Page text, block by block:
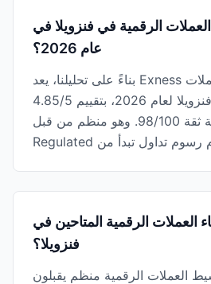
الرقمية في فنزويلا في
عام 2026؟
بناءً على تحليلنا، يعد Exness أفضل وسيط العملات
الرقمية تقييمًا في فنزويلا لعام 2026، بتقييم 4.85/5
ودرجة ثقة 98/100. وهو منظم من قبل Globally
الرقمية المتاحين في
فنزويلا؟
حاليًا 3 وسيط العملات الرقمية منظم يقبلون